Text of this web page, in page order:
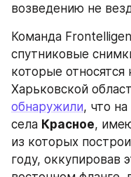
возведению не
Команда
спутниковые
которые
обнаружили, что
села Красное,
из которых
году, оккупировав